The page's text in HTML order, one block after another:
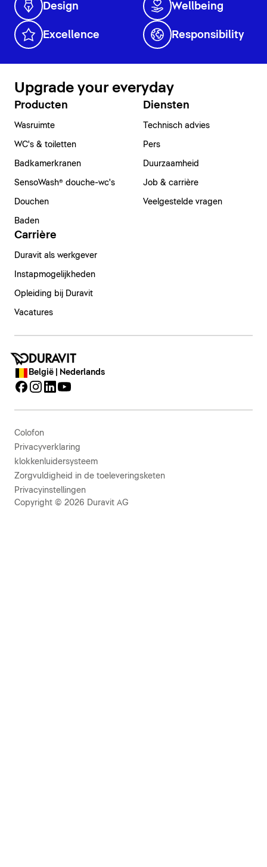
Design Wellbeing
Excellence Responsibility
Upgrade your everyday
Producten
Wasruimte
WC's & toiletten
Badkamerkranen
SensoWash® douche-wc's
Douchen
Baden
Diensten
Technisch advies
Pers
Duurzaamheid
Job & carrière
Veelgestelde vragen
Carrière
Duravit als werkgever
Instapmogelijkheden
Opleiding bij Duravit
Vacatures
België | Nederlands
Colofon
Privacyverklaring
klokkenluidersysteem
Zorgvuldigheid in de toeleveringsketen
Privacyinstellingen
Copyright © 2026 Duravit AG